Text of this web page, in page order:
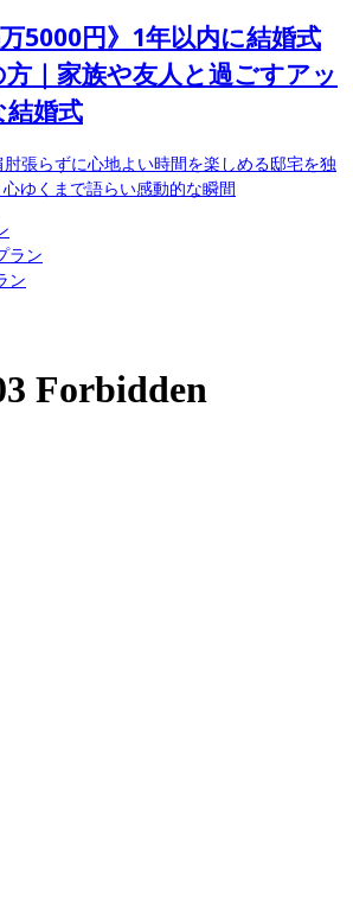
万5000円》1年以内に結婚式
｜家族や友人と過ごすアッ
結婚式
肘張らずに心地よい時間を楽しめる邸宅を独
ゆくまで語らい感動的な瞬間
ラン
ン